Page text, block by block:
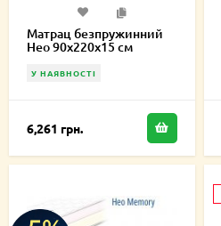
Матрац безпружинний
Нео 90х220х15 см
У НАЯВНОСТІ
6,261 грн.